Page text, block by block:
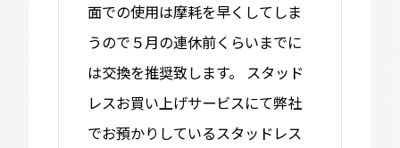
面での使用は摩耗を早くしてしま
うので５月の連休前くらいまでに
は交換を推奨致します。 スタッド
レスお買い上げサービスにて弊社
でお預かりしているスタッドレス